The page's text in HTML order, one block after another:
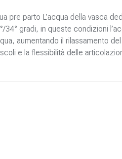
pre parto L’acqua della vasca
34° gradi, in queste condizioni
aumentando il rilassamento
e la flessibilità delle